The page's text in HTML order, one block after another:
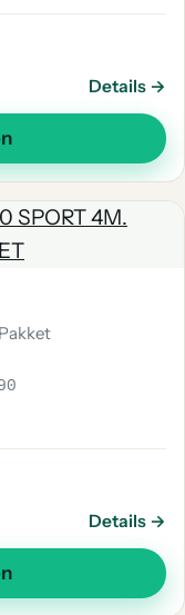
Details →
Details →